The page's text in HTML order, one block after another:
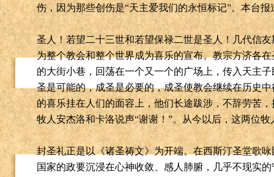
伤，因为那些创伤是“天主爱我们的永恒标记”。本台报
圣人！若望二十三世和若望保禄二世是圣人！几代信
为整个教会和整个世界成为喜乐的宣布。教宗方济各
的大街小巷，回荡在一个又一个的广场上，传入天主
圣是可能的，成圣是必要的，成圣使教会继续在历史
的喜乐挂在人们的面容上，他们长途跋涉，不辞劳苦
牧人安杰洛和卡洛说声“谢谢！”。从今以后，这两位
封圣礼正是以《诸圣祷文》为开端。在西斯汀圣堂歌
国家的政要沉浸在心神收敛、感人肺腑，几乎不现实